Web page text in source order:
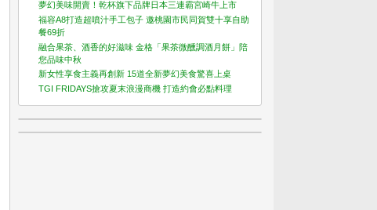
夢幻美味開賣！乾杯旗下品牌日本三連霸宮崎牛上市
福容A8打造超噴汁手工包子 邀桃園市民同賀雙十享自助
餐69折
融合果茶、酒香的好滋味 金格「果茶微醺調酒月餅」陪
您品味中秋
新女性享食主義再創新 15道全新夢幻美食驚喜上桌
TGI FRIDAYS搶攻夏末浪漫商機 打造約會必點料理